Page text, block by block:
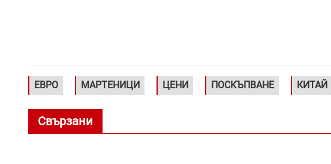
ЕВРО МАРТЕНИЦИ ЦЕНИ ПОСКЪПВАНЕ КИТАЙ
Свързани